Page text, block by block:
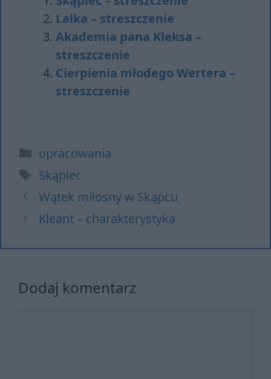
Lalka – streszczenie
Akademia pana Kleksa –
streszczenie
Cierpienia młodego Wertera –
streszczenie
Kategorie
opracowania
Tagi
Skąpiec
Wątek miłosny w Skąpcu
Kleant – charakterystyka
Dodaj komentarz